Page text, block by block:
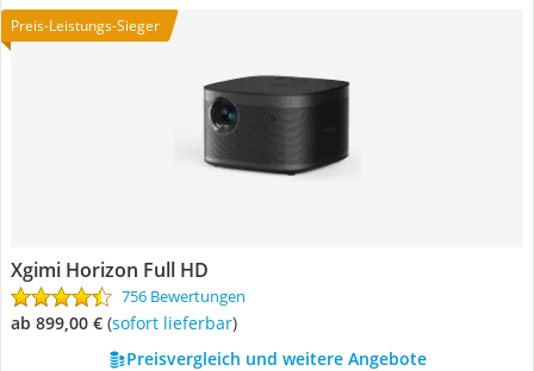
Preis-Leistungs-Sieger
Xgimi Horizon Full HD
756 Bewertungen
ab 899,00 € ( Sofort lieferbar)
Preisvergleich und weitere Angebote